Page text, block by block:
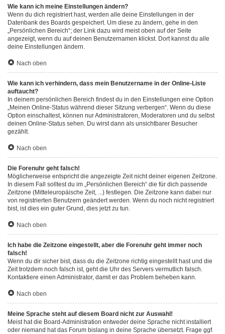
Wie kann ich meine Einstellungen ändern?
Wenn du dich registriert hast, werden alle deine Einstellungen in der
Datenbank des Boards gespeichert. Um diese zu ändern, gehe in den
„Persönlichen Bereich“; der Link dazu wird meist oben auf der Seite
angezeigt, wenn du auf deinen Benutzernamen klickst. Dort kannst du alle
deine Einstellungen ändern.
Nach oben
Wie kann ich verhindern, dass mein Benutzername in der Online-Liste
auftaucht?
In deinem persönlichen Bereich findest du in den Einstellungen eine Option
„Meinen Online-Status während dieser Sitzung verbergen“. Wenn du diese
Option einschaltest, können nur Administratoren, Moderatoren und du selbst
deinen Online-Status sehen. Du wirst dann als unsichtbarer Besucher
gezählt.
Nach oben
Die Forenuhr geht falsch!
Möglicherweise entspricht die angezeigte Zeit nicht deiner eigenen Zeitzone.
In diesem Fall solltest du im „Persönlichen Bereich“ die für dich passende
Zeitzone (Mitteleuropäische Zeit, ...) festlegen. Die Zeitzone kann dabei nur
von registrierten Benutzern geändert werden. Wenn du noch nicht registriert
bist, ist dies ein guter Grund, dies jetzt zu tun.
Nach oben
Ich habe die Zeitzone eingestellt, aber die Forenuhr geht immer noch
falsch!
Wenn du dir sicher bist, dass du die Zeitzone richtig eingestellt hast und die
Zeit trotzdem noch falsch ist, geht die Uhr des Servers vermutlich falsch.
Kontaktiere einen Administrator, damit er das Problem beheben kann.
Nach oben
Meine Sprache steht auf diesem Board nicht zur Auswahl!
Meist hat die Board-Administration entweder deine Sprache nicht installiert
oder niemand hat das Forum bislang in deine Sprache übersetzt. Frage ggf.